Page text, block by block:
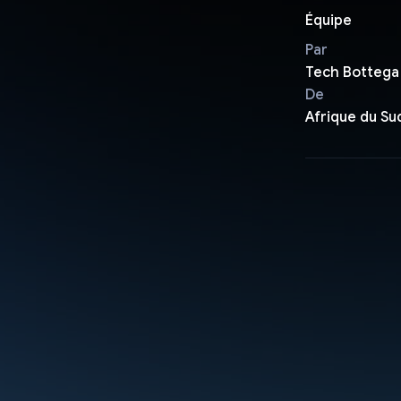
Équipe
Par
Tech Bottega
De
Afrique du